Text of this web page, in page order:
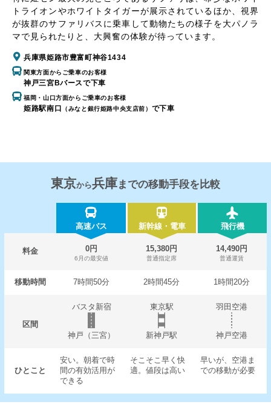
トライオンやホワイトタイガーが展示されているほか、視界
が抜群のサファリバスに乗車して動物たちの様子を大パノラ
マで見られたりと、大興奮の体験が待っています。
兵庫県姫路市豊富町神谷1434
関東方面からご乗車のお客様
神戸三宮Bバースで下車
福岡・山口方面からご乗車のお客様
姫路駅南口 （みなと銀行姫路中央支店前） で下車
東京から兵庫までの移動手段を比較
高速バス 新幹線・電車 飛行機
料金 0円
6月の最安値
15,380円
普通指定席
14,490円
普通運賃
移動時間 7時間50分 2時間45分 1時間20分
区間
バスタ新宿 東京駅 羽田空港
神戸（三宮） 新神戸駅 神戸空港
ひとこと
安い。朝着で時
間の有効活用が
できる
そこそこ早く快
適。値段は高い
早いが、空港ま
での移動が必要